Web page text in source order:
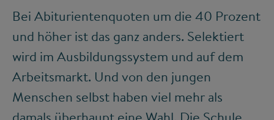
Bei Abiturientenquoten um die 40 Prozent
und höher ist das ganz anders. Selektiert
wird im Ausbildungssystem und auf dem
Arbeitsmarkt. Und von den jungen
Menschen selbst haben viel mehr als